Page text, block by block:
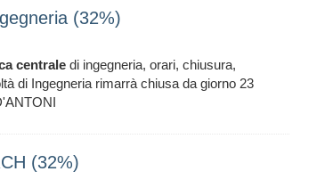
(32%)
centrale di ingegneria, orari, chiusura,
di Ingegneria rimarrà chiusa da giorno 23
(32%)